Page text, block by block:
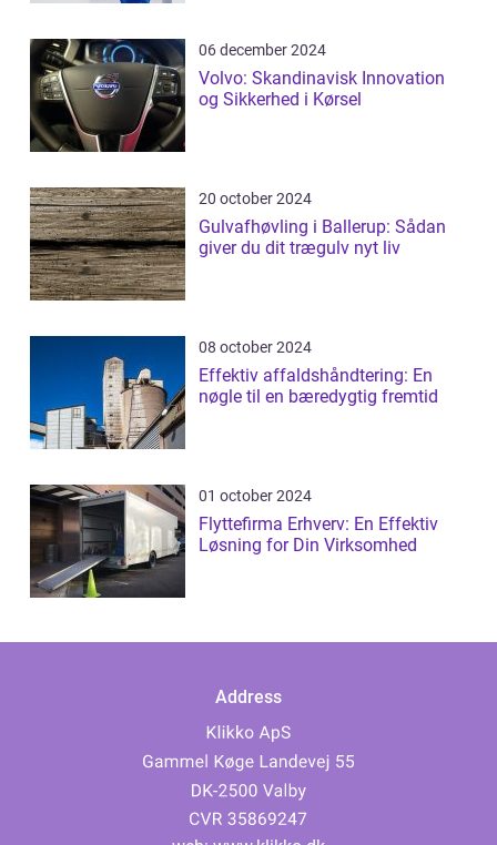
06 december 2024
Volvo: Skandinavisk Innovation
og Sikkerhed i Kørsel
20 october 2024
Gulvafhøvling i Ballerup: Sådan
giver du dit trægulv nyt liv
08 october 2024
Effektiv affaldshåndtering: En
nøgle til en bæredygtig fremtid
01 october 2024
Flyttefirma Erhverv: En Effektiv
Løsning for Din Virksomhed
Address